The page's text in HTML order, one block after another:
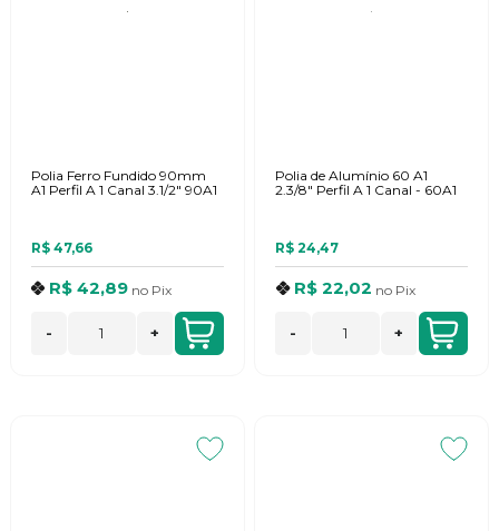
Polia Ferro Fundido 90mm
A1 Perfil A 1 Canal 3.1/2" 90A1
R$ 47,66
R$ 42,89 no Pix
- +
Polia de Alumínio 60 A1
2.3/8" Perfil A 1 Canal - 60A1
R$ 24,47
R$ 22,02 no Pix
- +